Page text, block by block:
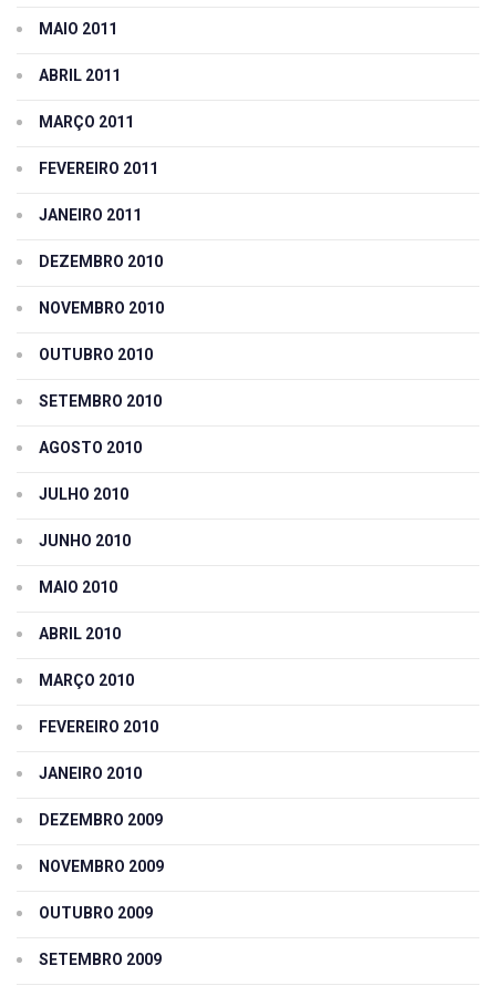
MAIO 2011
ABRIL 2011
MARÇO 2011
FEVEREIRO 2011
JANEIRO 2011
DEZEMBRO 2010
NOVEMBRO 2010
OUTUBRO 2010
SETEMBRO 2010
AGOSTO 2010
JULHO 2010
JUNHO 2010
MAIO 2010
ABRIL 2010
MARÇO 2010
FEVEREIRO 2010
JANEIRO 2010
DEZEMBRO 2009
NOVEMBRO 2009
OUTUBRO 2009
SETEMBRO 2009